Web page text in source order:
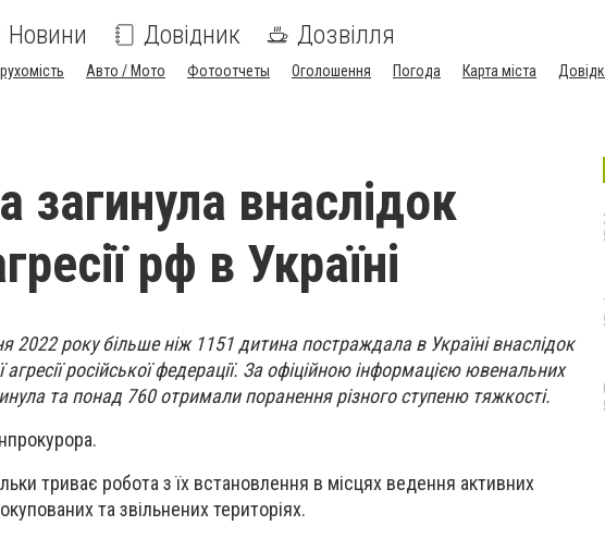
Новини Довідник Дозвілля
Авто / Мото Фотоотчеты Оголошення Погода Карта міста
загинула внаслідок
рф в Україні
2022 року більше ніж 1151 дитина постраждала в Україні внаслідок
російської федерації. За офіційною інформацією ювенальних
та понад 760 отримали поранення різного ступеню тяжкості.
триває робота з їх встановлення в місцях ведення активних
та звільнених територіях.